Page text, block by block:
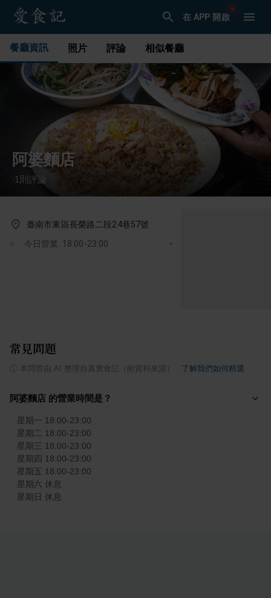
在 APP 開啟
餐廳資訊 照片 評論 相似餐廳
阿婆麵店
· 1 則評論
臺南市東區長榮路二段24巷57號
今日營業: 18:00-23:00
常見問題
本問答由 AI 整理自真實食記（附資料來源） 了解我們如何精選
阿婆麵店 的營業時間是？
星期一 18:00-23:00
星期二 18:00-23:00
星期三 18:00-23:00
星期四 18:00-23:00
星期五 18:00-23:00
星期六 休息
星期日 休息